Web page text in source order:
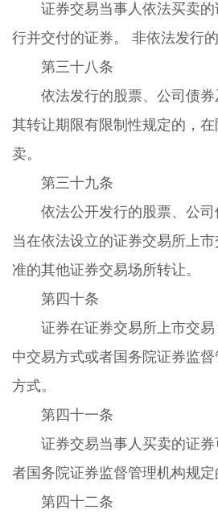
证券交易当事人依法买卖
行并交付的证券。 非依法发行
第三十八条
依法发行的股票、公司债
其转让期限有限制性规定的，
卖。
第三十九条
依法公开发行的股票、公
当在依法设立的证券交易所上
准的其他证券交易场所转让。
第四十条
证券在证券交易所上市交
中交易方式或者国务院证券监
方式。
第四十一条
证券交易当事人买卖的证
者国务院证券监督管理机构规定
第四十二条